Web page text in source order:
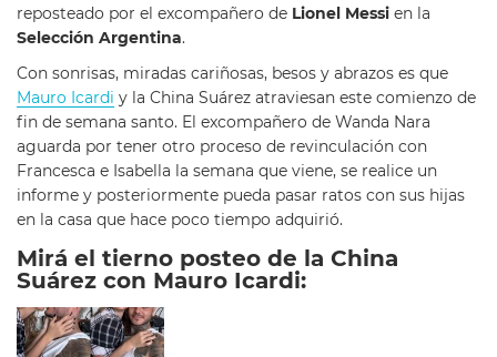
reposteado por el excompañero de Lionel Messi en la
Selección Argentina.
Con sonrisas, miradas cariñosas, besos y abrazos es que
Mauro Icardi y la China Suárez atraviesan este comienzo de
fin de semana santo. El excompañero de Wanda Nara
aguarda por tener otro proceso de revinculación con
Francesca e Isabella la semana que viene, se realice un
informe y posteriormente pueda pasar ratos con sus hijas
en la casa que hace poco tiempo adquirió.
Mirá el tierno posteo de la China
Suárez con Mauro Icardi: